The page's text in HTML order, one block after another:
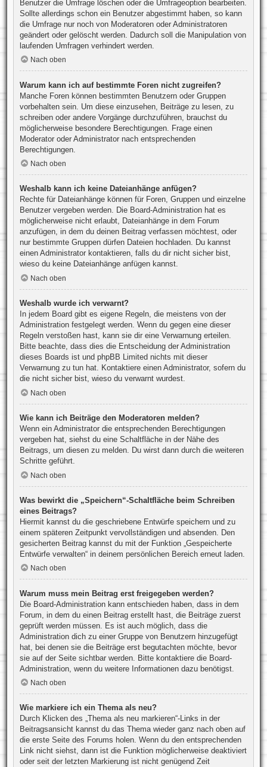
Benutzer die Umfrage löschen oder die Umfrageoption bearbeiten.
Sollte allerdings schon ein Benutzer abgestimmt haben, so kann
die Umfrage nur noch von Moderatoren oder Administratoren
geändert oder gelöscht werden. Dadurch soll die Manipulation von
laufenden Umfragen verhindert werden.
Nach oben
Warum kann ich auf bestimmte Foren nicht zugreifen?
Manche Foren können bestimmten Benutzern oder Gruppen
vorbehalten sein. Um diese einzusehen, Beiträge zu lesen, zu
schreiben oder andere Vorgänge durchzuführen, brauchst du
möglicherweise besondere Berechtigungen. Frage einen
Moderator oder Administrator nach entsprechenden
Berechtigungen.
Nach oben
Weshalb kann ich keine Dateianhänge anfügen?
Rechte für Dateianhänge können für Foren, Gruppen und einzelne
Benutzer vergeben werden. Die Board-Administration hat es
möglicherweise nicht erlaubt, Dateianhänge in dem Forum
anzufügen, in dem du deinen Beitrag verfassen möchtest, oder
nur bestimmte Gruppen dürfen Dateien hochladen. Du kannst
einen Administrator kontaktieren, falls du dir nicht sicher bist,
wieso du keine Dateianhänge anfügen kannst.
Nach oben
Weshalb wurde ich verwarnt?
In jedem Board gibt es eigene Regeln, die meistens von der
Administration festgelegt werden. Wenn du gegen eine dieser
Regeln verstoßen hast, kann sie dir eine Verwarnung erteilen.
Bitte beachte, dass dies die Entscheidung der Administration
dieses Boards ist und phpBB Limited nichts mit dieser
Verwarnung zu tun hat. Kontaktiere einen Administrator, sofern du
die nicht sicher bist, wieso du verwarnt wurdest.
Nach oben
Wie kann ich Beiträge den Moderatoren melden?
Wenn ein Administrator die entsprechenden Berechtigungen
vergeben hat, siehst du eine Schaltfläche in der Nähe des
Beitrags, um diesen zu melden. Du wirst dann durch die weiteren
Schritte geführt.
Nach oben
Was bewirkt die „Speichern“-Schaltfläche beim Schreiben
eines Beitrags?
Hiermit kannst du die geschriebene Entwürfe speichern und zu
einem späteren Zeitpunkt vervollständigen und absenden. Den
gesicherten Beitrag kannst du mit der Funktion „Gespeicherte
Entwürfe verwalten“ in deinem persönlichen Bereich erneut laden.
Nach oben
Warum muss mein Beitrag erst freigegeben werden?
Die Board-Administration kann entschieden haben, dass in dem
Forum, in dem du einen Beitrag erstellt hast, die Beiträge zuerst
geprüft werden müssen. Es ist auch möglich, dass die
Administration dich zu einer Gruppe von Benutzern hinzugefügt
hat, bei denen sie die Beiträge erst begutachten möchte, bevor
sie auf der Seite sichtbar werden. Bitte kontaktiere die Board-
Administration, wenn du weitere Informationen dazu benötigst.
Nach oben
Wie markiere ich ein Thema als neu?
Durch Klicken des „Thema als neu markieren“-Links in der
Beitragsansicht kannst du das Thema wieder ganz nach oben auf
die erste Seite des Forums holen. Wenn du den entsprechenden
Link nicht siehst, dann ist die Funktion möglicherweise deaktiviert
oder seit der letzten Markierung ist nicht genügend Zeit